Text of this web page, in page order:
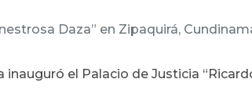
Daza” en Zipaquirá,
inauguró el Palacio de Justicia